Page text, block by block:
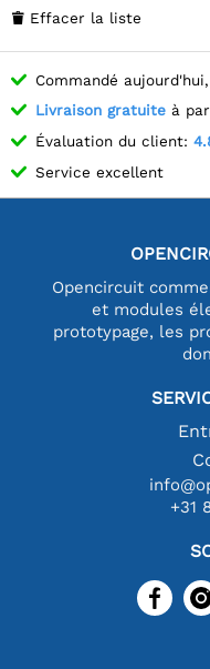
 Effacer la liste
Commandé
Livraison gratuite à
Évaluation du client:
Service excellent
Opencircuit
et modules
prototypage, les
+31